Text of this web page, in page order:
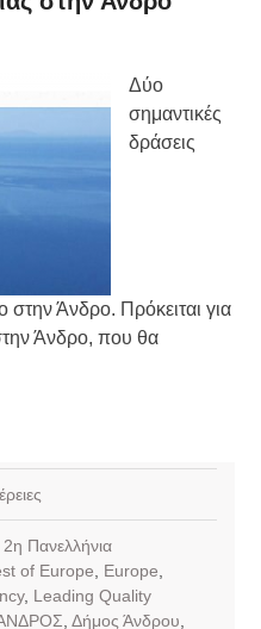
Τράπεζας- ΕΚΤ
Συναλλάγματος &
Τραπεζογραμματίων 7-3-2019
Ημερήσιο Δελτίο Τιμών
Δύο
σημαντικές
δράσεις
στην Άνδρο. Πρόκειται για
Άνδρο, που θα
2η Πανελλήνια
of Europe Europe
, Leading Quality
Δήμος Άνδρου